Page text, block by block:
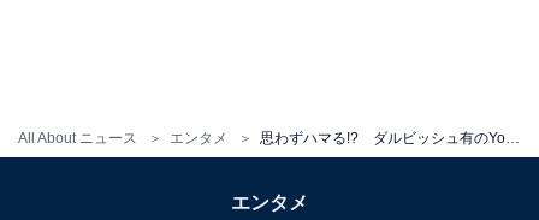
All About ニュース エンタメ
エンタメ